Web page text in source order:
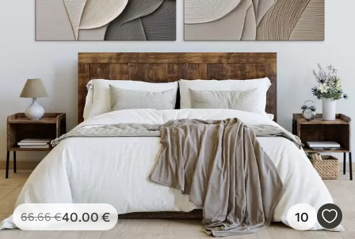
66.66€40.00€ 10